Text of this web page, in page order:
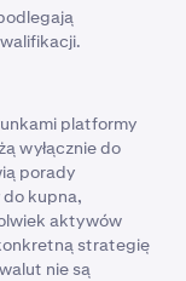
platformy
wyłącznie do
porady
kupna,
aktywów
strategię
nie są